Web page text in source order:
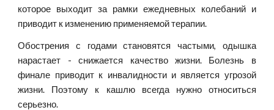
которое выходит за рамки ежедневных колебаний и
приводит к изменению применяемой терапии.
Обострения с годами становятся частыми, одышка
нарастает - снижается качество жизни. Болезнь в
финале приводит к инвалидности и является угрозой
жизни. Поэтому к кашлю всегда нужно относиться
серьезно.